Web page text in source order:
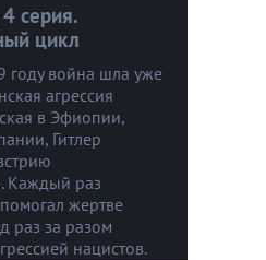
серия.
цикл
году война шла уже
агрессия
в Эфиопии,
Гитлер
Каждый раз
жертве
раз за разом
нацистов.